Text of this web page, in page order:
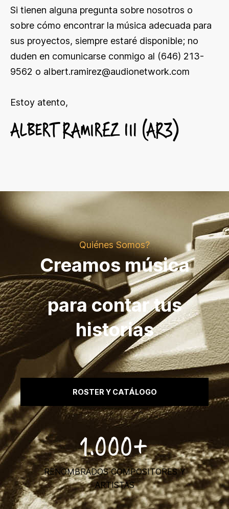
Si tienen alguna pregunta sobre nosotros o
sobre cómo encontrar la música adecuada para
sus proyectos, siempre estaré disponible; no
duden en comunicarse conmigo al (646) 213-
9562 o albert.ramirez@audionetwork.com
Estoy atento,
ALBERT RAMIREZ III (AR3)
Quiénes Somos?
Creamos música
para contar tus
historias
ROSTER Y CATÁLOGO
1.000+
RENOMBRADOS COMPOSITORES Y
ARTISTAS